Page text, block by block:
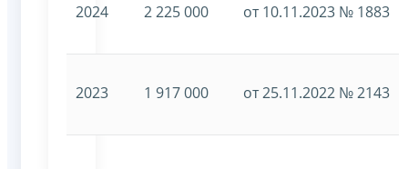
2024 2 225 000 от 10.11.2023 № 1883
2023 1 917 000 от 25.11.2022 № 2143